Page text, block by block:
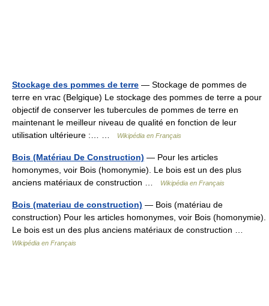
Stockage des pommes de terre — Stockage de pommes de
terre en vrac (Belgique) Le stockage des pommes de terre a pour
objectif de conserver les tubercules de pommes de terre en
maintenant le meilleur niveau de qualité en fonction de leur
utilisation ultérieure :… …
Wikipédia en Français
Bois (Matériau De Construction) — Pour les articles
homonymes, voir Bois (homonymie). Le bois est un des plus
anciens matériaux de construction …
Wikipédia en Français
Bois (materiau de construction) — Bois (matériau de
construction) Pour les articles homonymes, voir Bois (homonymie).
Le bois est un des plus anciens matériaux de construction …
Wikipédia en Français